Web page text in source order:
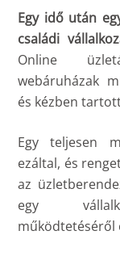
Egy idő után
családi
Online
webáruházak
és kézben
Egy teljesen
ezáltal, és
az
egy
működtetéséről